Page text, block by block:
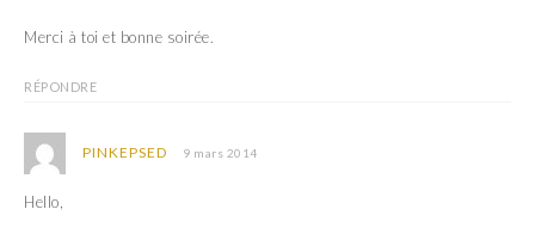
Merci à toi et bonne soirée.
RÉPONDRE
PINKEPSED 9 mars 2014
Hello,